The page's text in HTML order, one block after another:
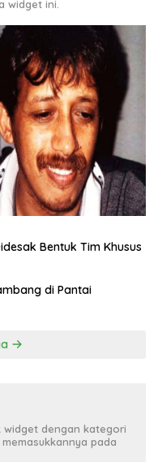
widget ini.
Bentuk Tim Khusus
di Pantai
widget dengan kategori
pada